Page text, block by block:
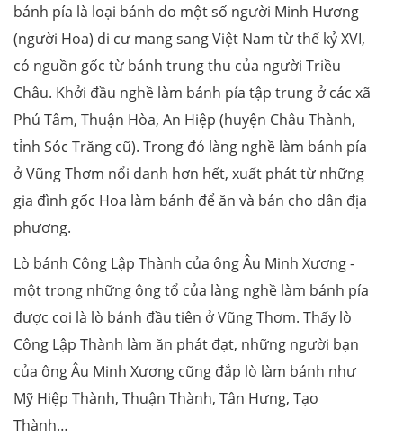
bánh pía là loại bánh do một số người Minh Hương
(người Hoa) di cư mang sang Việt Nam từ thế kỷ XVI,
có nguồn gốc từ bánh trung thu của người Triều
Châu. Khởi đầu nghề làm bánh pía tập trung ở các xã
Phú Tâm, Thuận Hòa, An Hiệp (huyện Châu Thành,
tỉnh Sóc Trăng cũ). Trong đó làng nghề làm bánh pía
ở Vũng Thơm nổi danh hơn hết, xuất phát từ những
gia đình gốc Hoa làm bánh để ăn và bán cho dân địa
phương.
Lò bánh Công Lập Thành của ông Âu Minh Xương -
một trong những ông tổ của làng nghề làm bánh pía
được coi là lò bánh đầu tiên ở Vũng Thơm. Thấy lò
Công Lập Thành làm ăn phát đạt, những người bạn
của ông Âu Minh Xương cũng đắp lò làm bánh như
Mỹ Hiệp Thành, Thuận Thành, Tân Hưng, Tạo
Thành…